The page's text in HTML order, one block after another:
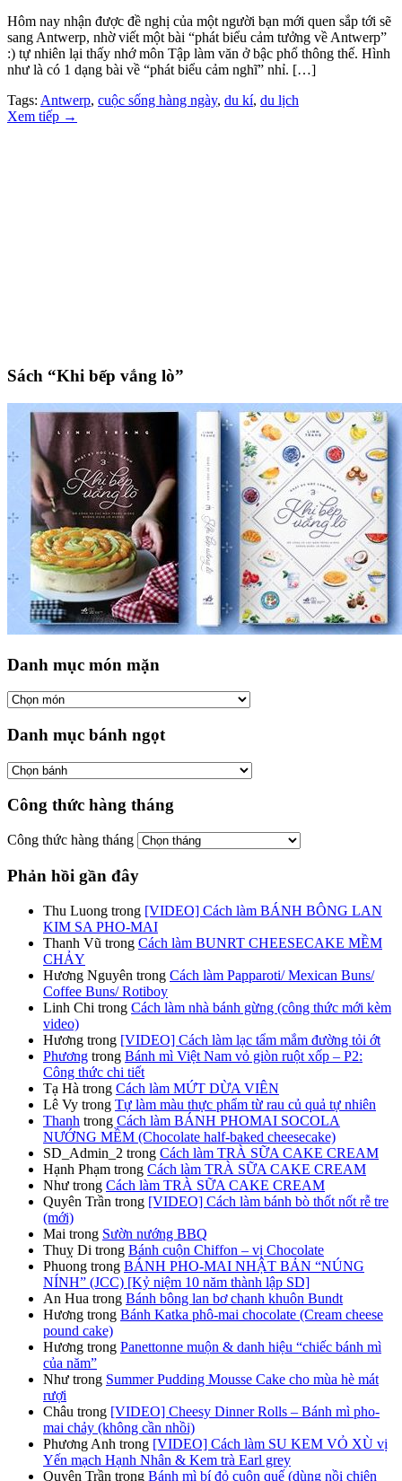
Hôm nay nhận được đề nghị của một người bạn mới quen sắp tới sẽ
sang Antwerp, nhờ viết một bài “phát biểu cảm tưởng về Antwerp”
:) tự nhiên lại thấy nhớ môn Tập làm văn ở bậc phổ thông thế. Hình
như là có 1 dạng bài về “phát biểu cảm nghĩ” nhỉ. […]
Tags: Antwerp, cuộc sống hàng ngày, du kí, du lịch
Xem tiếp →
Sách “Khi bếp vắng lò”
Danh mục món mặn
Danh mục bánh ngọt
Công thức hàng tháng
Công thức hàng tháng
Phản hồi gần đây
Thu Luong trong [VIDEO] Cách làm BÁNH BÔNG LAN
KIM SA PHO-MAI
Thanh Vũ trong Cách làm BUNRT CHEESECAKE MỀM
CHẢY
Hương Nguyên trong Cách làm Papparoti/ Mexican Buns/
Coffee Buns/ Rotiboy
Linh Chi trong Cách làm nhà bánh gừng (công thức mới kèm
video)
Hương trong [VIDEO] Cách làm lạc tẩm mắm đường tỏi ớt
Phương trong Bánh mì Việt Nam vỏ giòn ruột xốp – P2:
Công thức chi tiết
Tạ Hà trong Cách làm MỨT DỪA VIÊN
Lê Vy trong Tự làm màu thực phẩm từ rau củ quả tự nhiên
Thanh trong Cách làm BÁNH PHOMAI SOCOLA
NƯỚNG MỀM (Chocolate half-baked cheesecake)
SD_Admin_2 trong Cách làm TRÀ SỮA CAKE CREAM
Hạnh Phạm trong Cách làm TRÀ SỮA CAKE CREAM
Như trong Cách làm TRÀ SỮA CAKE CREAM
Quyên Trần trong [VIDEO] Cách làm bánh bò thốt nốt rễ tre
(mới)
Mai trong Sườn nướng BBQ
Thuỵ Di trong Bánh cuộn Chiffon – vị Chocolate
Phuong trong BÁNH PHO-MAI NHẬT BẢN “NÚNG
NÍNH” (JCC) [Kỷ niệm 10 năm thành lập SD]
An Hua trong Bánh bông lan bơ chanh khuôn Bundt
Hương trong Bánh Katka phô-mai chocolate (Cream cheese
pound cake)
Hương trong Panettonne muộn & danh hiệu “chiếc bánh mì
của năm”
Như trong Summer Pudding Mousse Cake cho mùa hè mát
rượi
Châu trong [VIDEO] Cheesy Dinner Rolls – Bánh mì pho-
mai chảy (không cần nhồi)
Phương Anh trong [VIDEO] Cách làm SU KEM VỎ XÙ vị
Yến mạch Hạnh Nhân & Kem trà Earl grey
Quyên Trần trong Bánh mì bí đỏ cuộn quế (dùng nồi chiên